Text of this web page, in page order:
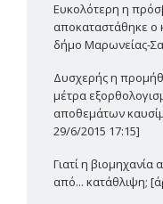
Ευκολότερη η
αποκαταστάθηκε ο
δήμο Μαρωνείας-
Δυσχερής η
μέτρα
αποθεμάτων
29/6/2015 17:15]
Γιατί η
από... κατάθλιψη;